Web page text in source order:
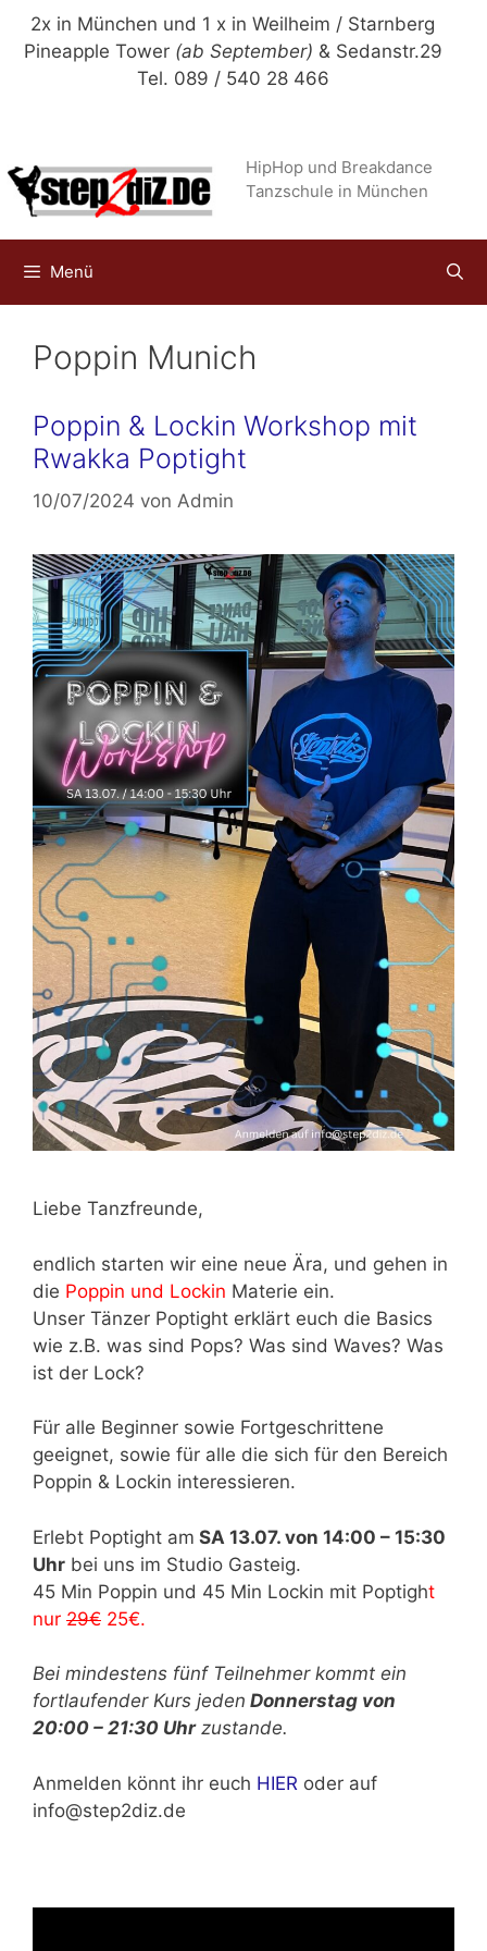
Zum
Inhalt
2x in München und 1 x in Weilheim / Starnberg
Pineapple Tower (ab September) & Sedanstr.29
Tel. 089 / 540 28 466
HipHop und Breakdance
Tanzschule in München
Menü
Poppin Munich
Poppin & Lockin Workshop mit
Rwakka Poptight
10/07/2024 von Admin
Liebe Tanzfreunde,
endlich starten wir eine neue Ära, und gehen in
die Poppin und Lockin Materie ein.
Unser Tänzer Poptight erklärt euch die Basics
wie z.B. was sind Pops? Was sind Waves? Was
ist der Lock?
Für alle Beginner sowie Fortgeschrittene
geeignet, sowie für alle die sich für den Bereich
Poppin & Lockin interessieren.
Erlebt Poptight am SA 13.07. von 14:00 – 15:30
Uhr bei uns im Studio Gasteig.
45 Min Poppin und 45 Min Lockin mit Poptight
nur 29€ 25€.
Bei mindestens fünf Teilnehmer kommt ein
fortlaufender Kurs jeden Donnerstag von
20:00 – 21:30 Uhrzustande.
Anmelden könnt ihr euch HIER oder auf
info@step2diz.de